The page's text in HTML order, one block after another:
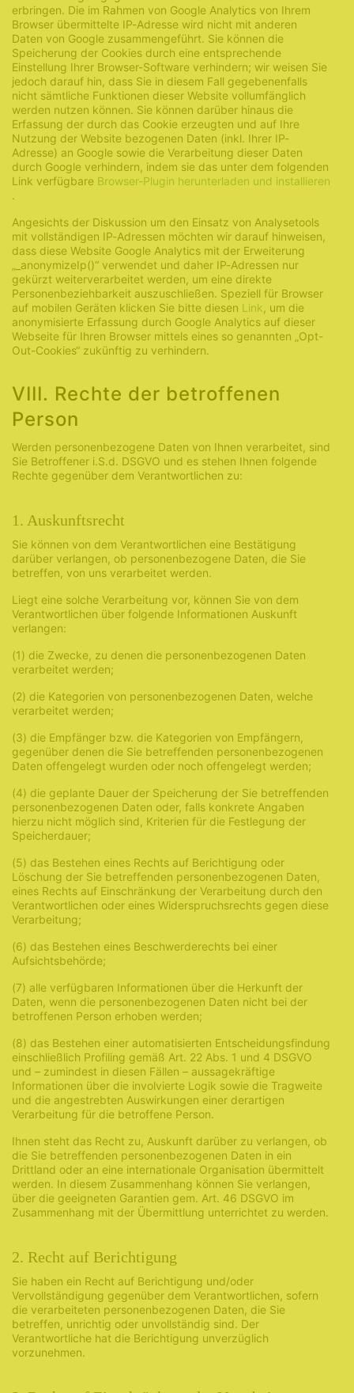
erbringen. Die im Rahmen von Google Analytics von Ihrem
Browser übermittelte IP-Adresse wird nicht mit anderen
Daten von Google zusammengeführt. Sie können die
Speicherung der Cookies durch eine entsprechende
Einstellung Ihrer Browser-Software verhindern; wir weisen Sie
jedoch darauf hin, dass Sie in diesem Fall gegebenenfalls
nicht sämtliche Funktionen dieser Website vollumfänglich
werden nutzen können. Sie können darüber hinaus die
Erfassung der durch das Cookie erzeugten und auf Ihre
Nutzung der Website bezogenen Daten (inkl. Ihrer IP-
Adresse) an Google sowie die Verarbeitung dieser Daten
durch Google verhindern, indem sie das unter dem folgenden
Link verfügbare Browser-Plugin herunterladen und installieren
.
Angesichts der Diskussion um den Einsatz von Analysetools
mit vollständigen IP-Adressen möchten wir darauf hinweisen,
dass diese Website Google Analytics mit der Erweiterung
„_anonymizeIp()“ verwendet und daher IP-Adressen nur
gekürzt weiterverarbeitet werden, um eine direkte
Personenbeziehbarkeit auszuschließen. Speziell für Browser
auf mobilen Geräten klicken Sie bitte diesen Link , um die
anonymisierte Erfassung durch Google Analytics auf dieser
Webseite für Ihren Browser mittels eines so genannten „Opt-
Out-Cookies“ zukünftig zu verhindern.
VIII. Rechte der betroffenen
Person
Werden personenbezogene Daten von Ihnen verarbeitet, sind
Sie Betroffener i.S.d. DSGVO und es stehen Ihnen folgende
Rechte gegenüber dem Verantwortlichen zu:
1. Auskunftsrecht
Sie können von dem Verantwortlichen eine Bestätigung
darüber verlangen, ob personenbezogene Daten, die Sie
betreffen, von uns verarbeitet werden.
Liegt eine solche Verarbeitung vor, können Sie von dem
Verantwortlichen über folgende Informationen Auskunft
verlangen:
(1) die Zwecke, zu denen die personenbezogenen Daten
verarbeitet werden;
(2) die Kategorien von personenbezogenen Daten, welche
verarbeitet werden;
(3) die Empfänger bzw. die Kategorien von Empfängern,
gegenüber denen die Sie betreffenden personenbezogenen
Daten offengelegt wurden oder noch offengelegt werden;
(4) die geplante Dauer der Speicherung der Sie betreffenden
personenbezogenen Daten oder, falls konkrete Angaben
hierzu nicht möglich sind, Kriterien für die Festlegung der
Speicherdauer;
(5) das Bestehen eines Rechts auf Berichtigung oder
Löschung der Sie betreffenden personenbezogenen Daten,
eines Rechts auf Einschränkung der Verarbeitung durch den
Verantwortlichen oder eines Widerspruchsrechts gegen diese
Verarbeitung;
(6) das Bestehen eines Beschwerderechts bei einer
Aufsichtsbehörde;
(7) alle verfügbaren Informationen über die Herkunft der
Daten, wenn die personenbezogenen Daten nicht bei der
betroffenen Person erhoben werden;
(8) das Bestehen einer automatisierten Entscheidungsfindung
einschließlich Profiling gemäß Art. 22 Abs. 1 und 4 DSGVO
und – zumindest in diesen Fällen – aussagekräftige
Informationen über die involvierte Logik sowie die Tragweite
und die angestrebten Auswirkungen einer derartigen
Verarbeitung für die betroffene Person.
Ihnen steht das Recht zu, Auskunft darüber zu verlangen, ob
die Sie betreffenden personenbezogenen Daten in ein
Drittland oder an eine internationale Organisation übermittelt
werden. In diesem Zusammenhang können Sie verlangen,
über die geeigneten Garantien gem. Art. 46 DSGVO im
Zusammenhang mit der Übermittlung unterrichtet zu werden.
2. Recht auf Berichtigung
Sie haben ein Recht auf Berichtigung und/oder
Vervollständigung gegenüber dem Verantwortlichen, sofern
die verarbeiteten personenbezogenen Daten, die Sie
betreffen, unrichtig oder unvollständig sind. Der
Verantwortliche hat die Berichtigung unverzüglich
vorzunehmen.